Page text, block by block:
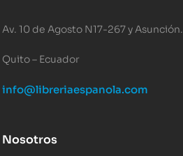
Av. 10 de Agosto N17-267 y Asunción.
Quito – Ecuador
info@libreriaespanola.com
Nosotros